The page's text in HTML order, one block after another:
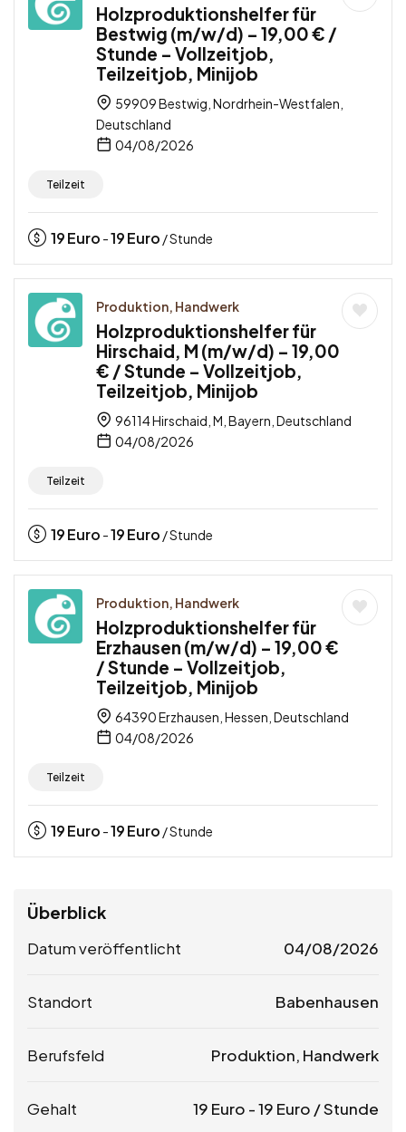
Holzproduktionshelfer für
Bestwig (m/w/d) – 19,00 € /
Stunde – Vollzeitjob,
Teilzeitjob, Minijob
59909 Bestwig, Nordrhein-Westfalen,
Deutschland
04/08/2026
Teilzeit
19Euro -19Euro / Stunde
Produktion, Handwerk
Holzproduktionshelfer für
Hirschaid, M (m/w/d) – 19,00
€ / Stunde – Vollzeitjob,
Teilzeitjob, Minijob
96114 Hirschaid, M, Bayern, Deutschland
04/08/2026
Teilzeit
19Euro -19Euro / Stunde
Produktion, Handwerk
Holzproduktionshelfer für
Erzhausen (m/w/d) – 19,00 €
/ Stunde – Vollzeitjob,
Teilzeitjob, Minijob
64390 Erzhausen, Hessen, Deutschland
04/08/2026
Teilzeit
19Euro -19Euro / Stunde
Überblick
Datum veröffentlicht 04/08/2026
Standort Babenhausen
Berufsfeld Produktion, Handwerk
Gehalt 19 Euro -19 Euro / Stunde